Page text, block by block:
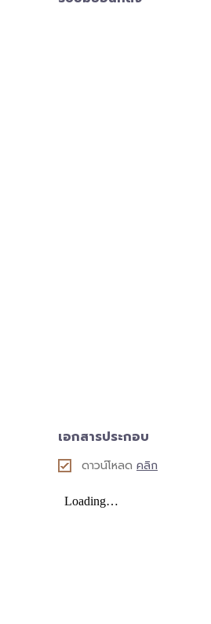
เอกสารประกอบ
ดาวน์โหลด คลิก